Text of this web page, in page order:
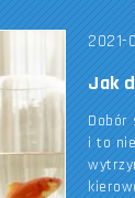
2021-
Jak
Dobór
i to